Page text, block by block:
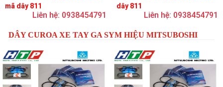
mã dây 811
Liên hệ: 0938454791
dây 811
Liên hệ: 0938454791
DÂY CUROA XE TAY GA SYM HIỆU MITSUBOSHI